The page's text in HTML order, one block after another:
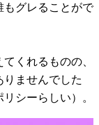
もグレることがで
くれるものの、
ませんでした
シーらしい）。